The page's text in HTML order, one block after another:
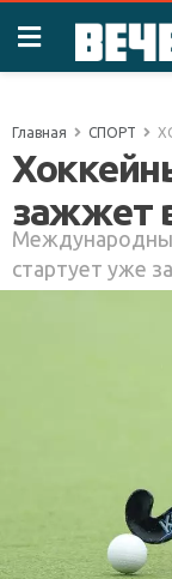
Главная СПОРТ
зажжет
стартует уже